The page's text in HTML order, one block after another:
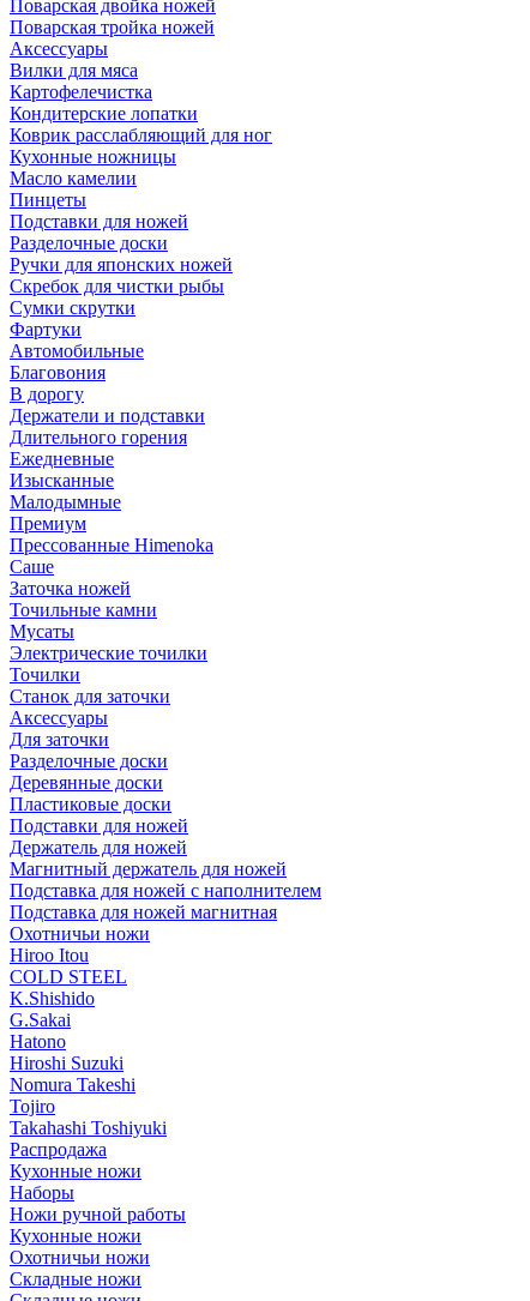
Поварская двойка ножей
Поварская тройка ножей
Аксессуары
Вилки для мяса
Картофелечистка
Кондитерские лопатки
Коврик расслабляющий для ног
Кухонные ножницы
Масло камелии
Пинцеты
Подставки для ножей
Разделочные доски
Ручки для японских ножей
Скребок для чистки рыбы
Сумки скрутки
Фартуки
Автомобильные
Благовония
В дорогу
Держатели и подставки
Длительного горения
Ежедневные
Изысканные
Малодымные
Премиум
Прессованные Himenoka
Саше
Заточка ножей
Точильные камни
Мусаты
Электрические точилки
Точилки
Станок для заточки
Аксессуары
Для заточки
Разделочные доски
Деревянные доски
Пластиковые доски
Подставки для ножей
Держатель для ножей
Магнитный держатель для ножей
Подставка для ножей с наполнителем
Подставка для ножей магнитная
Охотничьи ножи
Hiroo Itou
COLD STEEL
K.Shishido
G.Sakai
Hatono
Hiroshi Suzuki
Nomura Takeshi
Tojiro
Takahashi Toshiyuki
Распродажа
Кухонные ножи
Наборы
Ножи ручной работы
Кухонные ножи
Охотничьи ножи
Складные ножи